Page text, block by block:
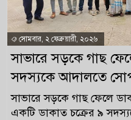
সোমবার, ২ ফেব্রুয়ারী, ২০২৬
সাভারে সড়কে গাছ
সদস্যকে আদালতে
সাভারে সড়কে গাছ ফেলে
একটি ডাকাত চক্রের ৯